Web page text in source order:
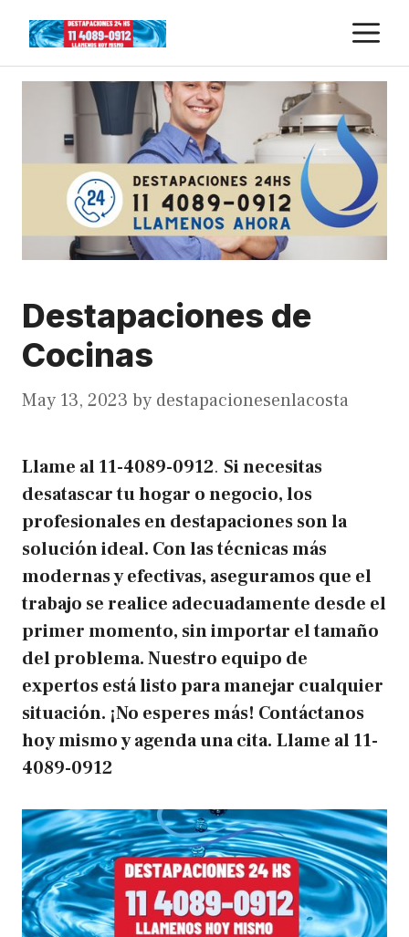
content
Destapaciones de
Cocinas
May 13, 2023 by destapacionesenlacosta
Llame al11-4089-0912. Si necesitas
desatascar tu hogar o negocio, los
profesionales en destapaciones son la
solución ideal. Con las técnicas más
modernas y efectivas, aseguramos que el
trabajo se realice adecuadamente desde el
primer momento, sin importar el tamaño
del problema. Nuestro equipo de
expertos está listo para manejar cualquier
situación. ¡No esperes más! Contáctanos
hoy mismo y agenda una cita. Llame al11-
4089-0912